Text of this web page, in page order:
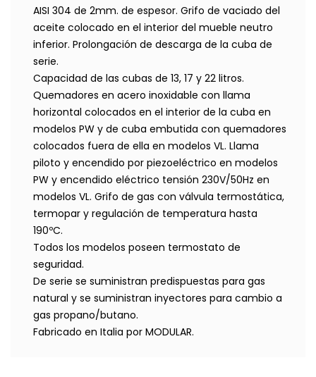
AISI 304 de 2mm. de espesor. Grifo de vaciado del
aceite colocado en el interior del mueble neutro
inferior. Prolongación de descarga de la cuba de
serie.
Capacidad de las cubas de 13, 17 y 22 litros.
Quemadores en acero inoxidable con llama
horizontal colocados en el interior de la cuba en
modelos PW y de cuba embutida con quemadores
colocados fuera de ella en modelos VL. Llama
piloto y encendido por piezoeléctrico en modelos
PW y encendido eléctrico tensión 230V/50Hz en
modelos VL. Grifo de gas con válvula termostática,
termopar y regulación de temperatura hasta
190ºC.
Todos los modelos poseen termostato de
seguridad.
De serie se suministran predispuestas para gas
natural y se suministran inyectores para cambio a
gas propano/butano.
Fabricado en Italia por MODULAR.